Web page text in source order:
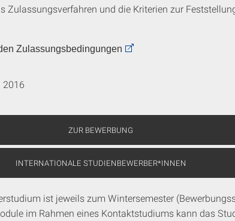
Zulassungsverfahren und die Kriterien zur
Zulassungsbedingungen
2016
ZUR BEWERBUNG
INTERNATIONALE STUDIENBEWERBER*INNEN
ist jeweils zum Wintersemester
im Rahmen eines Kontaktstudiums kann das